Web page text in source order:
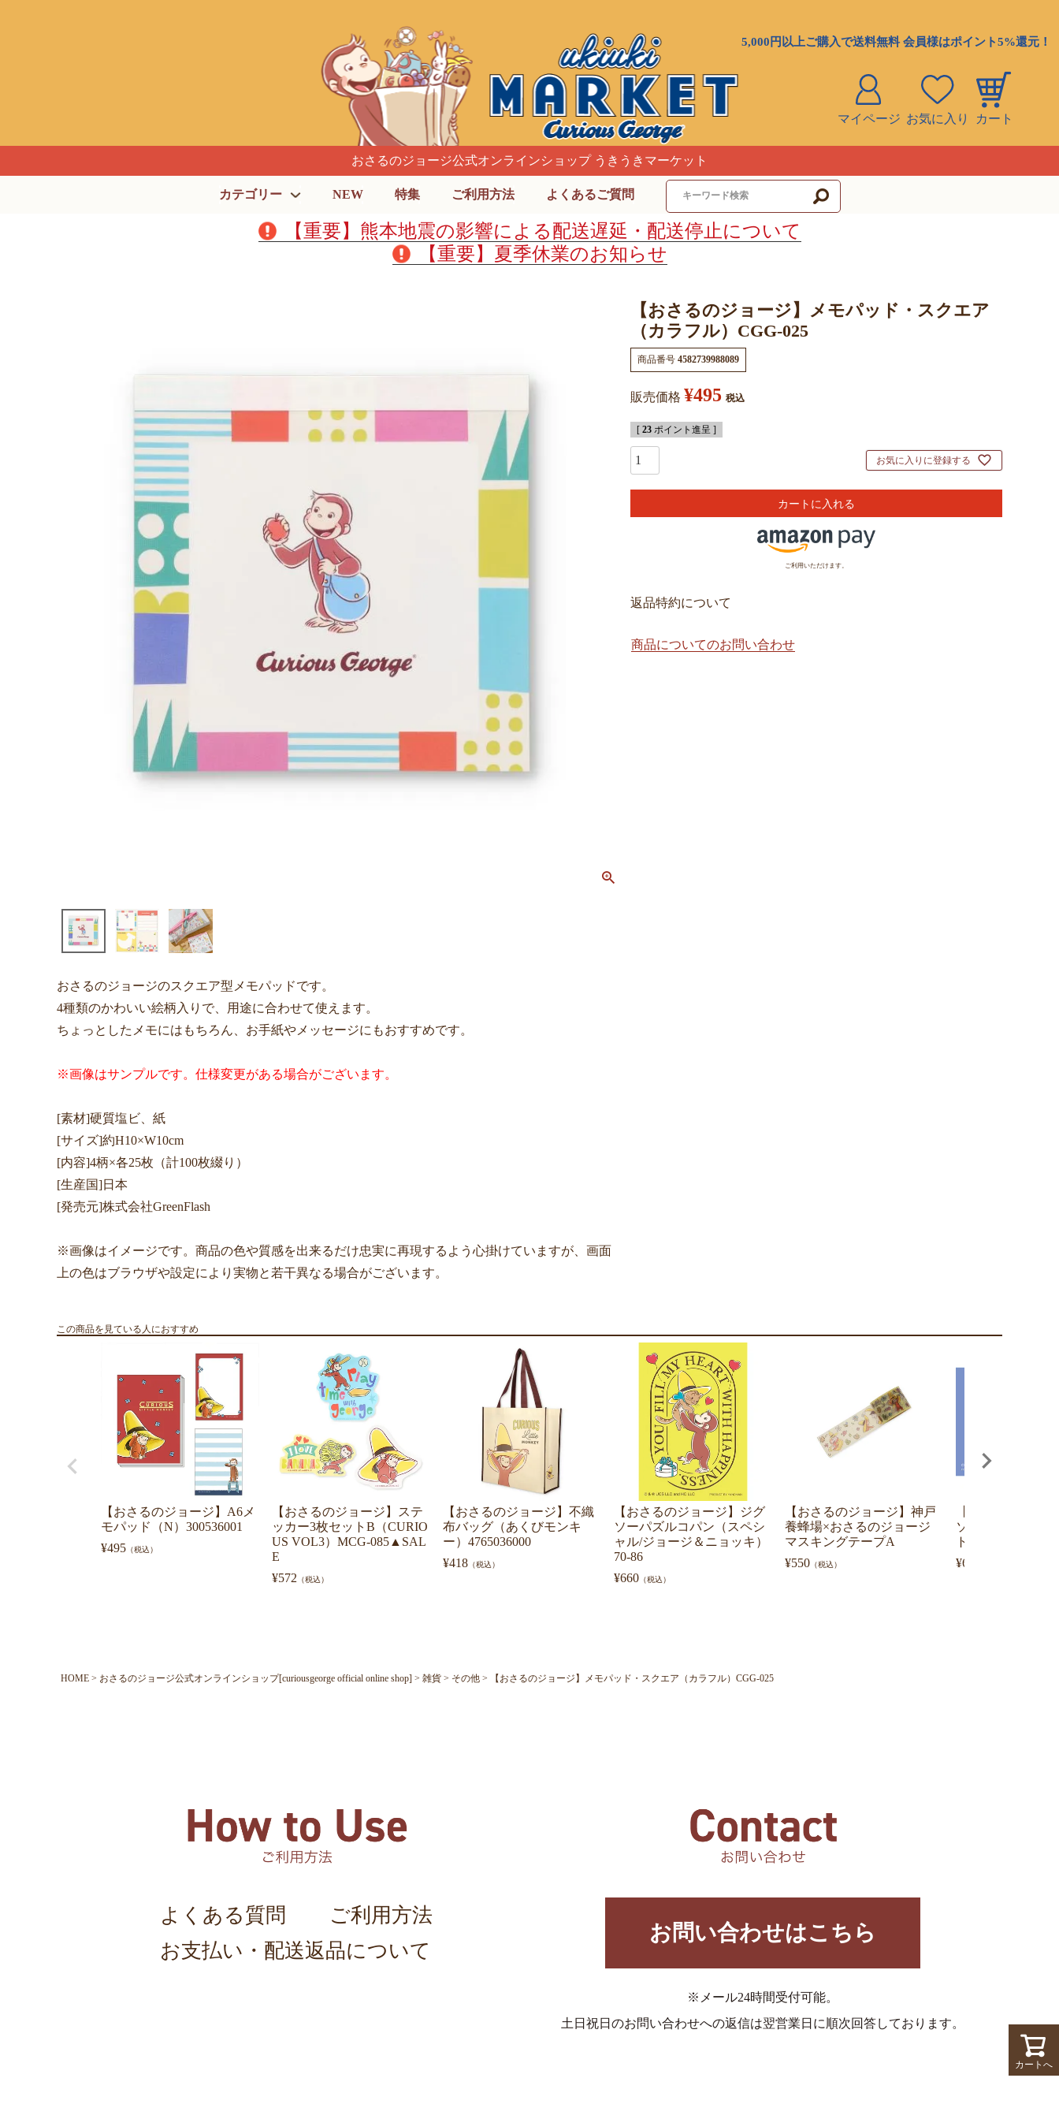
5,000円以上ご購入で送料無料 会員様はポイント5%還元！
マイページ お気に入り カート
おさるのジョージ公式オンラインショップ うきうきマーケット
カテゴリー NEW 特集 ご利用方法 よくあるご質問
【重要】熊本地震の影響による配送遅延・配送停止について
【重要】夏季休業のお知らせ
【おさるのジョージ】メモパッド・スクエア
（カラフル）CGG-025
商品番号 4582739988089
販売価格 ¥495 税込
[ 23 ポイント進呈 ]
お気に入りに登録する
カートに入れる
ご利用いただけます。
返品特約について
商品についてのお問い合わせ
おさるのジョージのスクエア型メモパッドです。
4種類のかわいい絵柄入りで、用途に合わせて使えます。
ちょっとしたメモにはもちろん、お手紙やメッセージにもおすすめです。
※画像はサンプルです。仕様変更がある場合がございます。
[素材]硬質塩ビ、紙
[サイズ]約H10×W10cm
[内容]4柄×各25枚（計100枚綴り）
[生産国]日本
[発売元]株式会社GreenFlash
※画像はイメージです。商品の色や質感を出来るだけ忠実に再現するよう心掛けていますが、画面
上の色はブラウザや設定により実物と若干異なる場合がございます。
この商品を見ている人におすすめ
【おさるのジョージ】A6メ
モパッド（N）300536001
¥495 （税込）
【おさるのジョージ】ステ
ッカー3枚セットB（CURIO
US VOL3）MCG-085▲SAL
E
¥572 （税込）
【おさるのジョージ】不織
布バッグ（あくびモンキ
ー）4765036000
¥418 （税込）
【おさるのジョージ】ジグ
ソーパズルコパン（スペシ
ャル/ジョージ＆ニョッキ）
70-86
¥660 （税込）
【おさるのジョージ】神戸
養蜂場×おさるのジョージ
マスキングテープA
¥550 （税込）
ソーパズルコパ
トドリーム/ジョ
¥660
カートへ
HOME おさるのジョージ公式オンラインショップ[curiousgeorge official online shop] 雑貨 その他 【おさるのジョージ】メモパッド・スクエア（カラフル）CGG-025
よくある質問
ご利用方法
お支払い・配送返品について
お問い合わせはこちら
※メール24時間受付可能。
土日祝日のお問い合わせへの返信は翌営業日に順次回答しております。